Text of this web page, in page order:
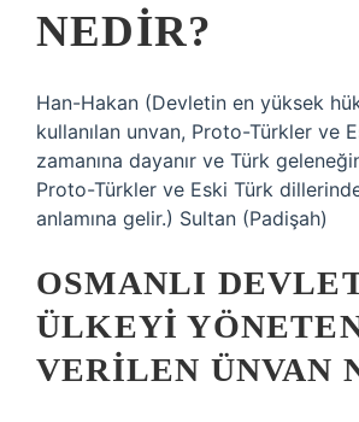
NEDIR?
Han-Hakan (Devletin en yüksek
kullanılan unvan, Proto-Türkler ve
zamanına dayanır ve Türk
Proto-Türkler ve Eski Türk
anlamına gelir.) Sultan (Padişah)
OSMANLI
ÜLKEYI
VERILEN ÜNVAN